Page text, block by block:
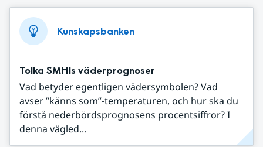
Kunskapsbanken
Tolka SMHIs väderprognoser
Vad betyder egentligen vädersymbolen? Vad
avser ”känns som”-temperaturen, och hur ska du
förstå nederbördsprognosens procentsiffror? I
denna vägled...